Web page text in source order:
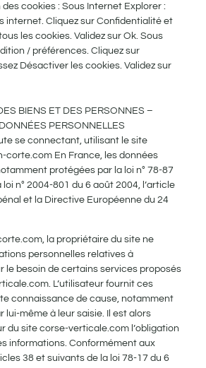
des cookies : Sous Internet Explorer :
internet. Cliquez sur Confidentialité et
les cookies. Validez sur Ok. Sous
/ préférences. Cliquez sur
Désactiver les cookies. Validez sur
BIENS ET DES PERSONNES –
PERSONNELLES
se connectant, utilisant le site
corte.com En France, les données
protégées par la loi n° 78-87
n° 2004-801 du 6 août 2004, l’article
et la Directive Européenne du 24
la propriétaire du site ne
personnelles relatives à
le besoin de certains services proposés
L’utilisateur fournit ces
connaissance de cause, notamment
lui-même à leur saisie. Il est alors
du site corse-verticale.com l’obligation
informations. Conformément aux
38 et suivants de la loi 78-17 du 6